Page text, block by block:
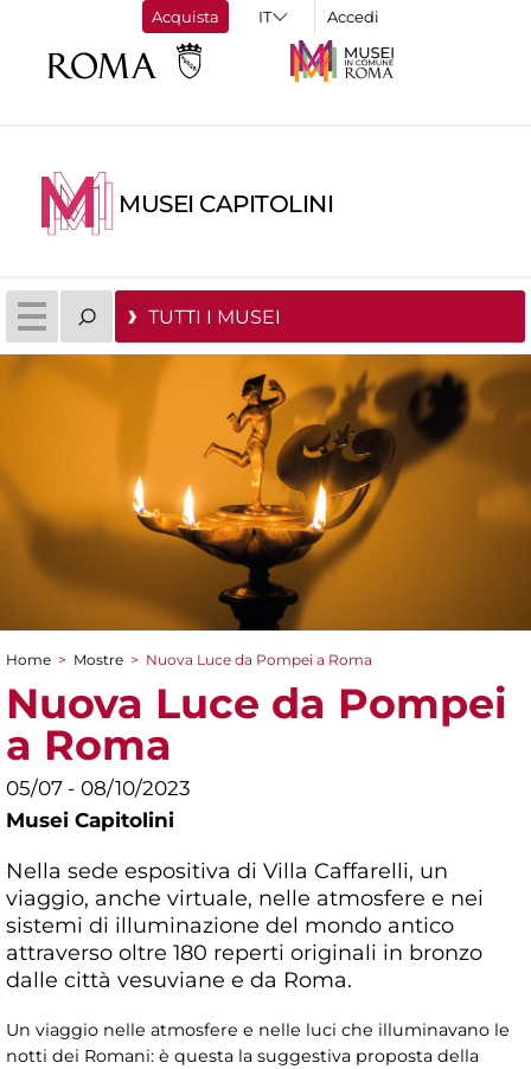
Acquista Accedi
MUSEI CAPITOLINI
TUTTI I MUSEI
Tu sei qui
Home > Mostre > Nuova Luce da Pompei a Roma
Nuova Luce da Pompei
a Roma
05/07 - 08/10/2023
Musei Capitolini
Nella sede espositiva di Villa Caffarelli, un
viaggio, anche virtuale, nelle atmosfere e nei
sistemi di illuminazione del mondo antico
attraverso oltre 180 reperti originali in bronzo
dalle città vesuviane e da Roma.
Un viaggio nelle atmosfere e nelle luci che illuminavano le
notti dei Romani: è questa la suggestiva proposta della